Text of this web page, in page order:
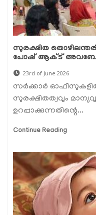
സുരക്ഷിത
പോഷ് ആക്ട് അവബോധ
23rd of June 2026
സർക്കാർ
സുരക്ഷിതത്വവും
ഉറപ്പാക്കുന്നതിന്റെ...
Continue Reading